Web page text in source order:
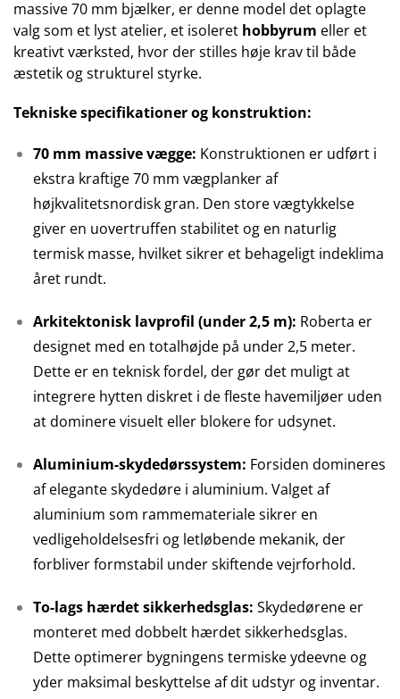
massive 70 mm bjælker, er denne model det oplagte
valg som et lyst atelier, et isoleret hobbyrum eller et
kreativt værksted, hvor der stilles høje krav til både
æstetik og strukturel styrke.
Tekniske specifikationer og konstruktion:
70 mm massive vægge: Konstruktionen er udført i
ekstra kraftige 70 mm vægplanker af
højkvalitetsnordisk gran. Den store vægtykkelse
giver en uovertruffen stabilitet og en naturlig
termisk masse, hvilket sikrer et behageligt indeklima
året rundt.
Arkitektonisk lavprofil (under 2,5 m): Roberta er
designet med en totalhøjde på under 2,5 meter.
Dette er en teknisk fordel, der gør det muligt at
integrere hytten diskret i de fleste havemiljøer uden
at dominere visuelt eller blokere for udsynet.
Aluminium-skydedørssystem: Forsiden domineres
af elegante skydedøre i aluminium. Valget af
aluminium som rammemateriale sikrer en
vedligeholdelsesfri og letløbende mekanik, der
forbliver formstabil under skiftende vejrforhold.
To-lags hærdet sikkerhedsglas: Skydedørene er
monteret med dobbelt hærdet sikkerhedsglas.
Dette optimerer bygningens termiske ydeevne og
yder maksimal beskyttelse af dit udstyr og inventar.